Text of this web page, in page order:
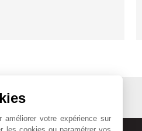
votre expérience sur
les cookies ou paramétrer vos